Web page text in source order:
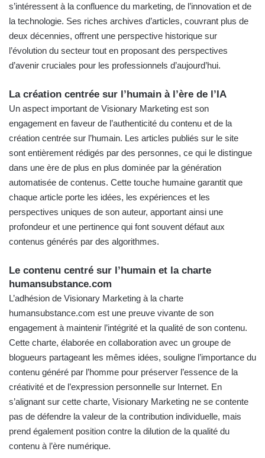
s’intéressent à la confluence du marketing, de l’innovation et de
la technologie. Ses riches archives d’articles, couvrant plus de
deux décennies, offrent une perspective historique sur
l’évolution du secteur tout en proposant des perspectives
d’avenir cruciales pour les professionnels d’aujourd’hui.
La création centrée sur l’humain à l’ère de l’IA
Un aspect important de Visionary Marketing est son
engagement en faveur de l’authenticité du contenu et de la
création centrée sur l’humain. Les articles publiés sur le site
sont entièrement rédigés par des personnes, ce qui le distingue
dans une ère de plus en plus dominée par la génération
automatisée de contenus. Cette touche humaine garantit que
chaque article porte les idées, les expériences et les
perspectives uniques de son auteur, apportant ainsi une
profondeur et une pertinence qui font souvent défaut aux
contenus générés par des algorithmes.
Le contenu centré sur l’humain et la charte
humansubstance.com
L’adhésion de Visionary Marketing à la charte
humansubstance.com est une preuve vivante de son
engagement à maintenir l’intégrité et la qualité de son contenu.
Cette charte, élaborée en collaboration avec un groupe de
blogueurs partageant les mêmes idées, souligne l’importance du
contenu généré par l’homme pour préserver l’essence de la
créativité et de l’expression personnelle sur Internet. En
s’alignant sur cette charte, Visionary Marketing ne se contente
pas de défendre la valeur de la contribution individuelle, mais
prend également position contre la dilution de la qualité du
contenu à l’ère numérique.